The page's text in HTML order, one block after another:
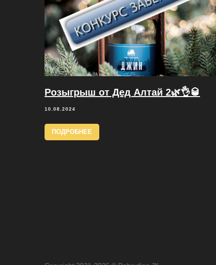
Розыгрыш от Дед Алтай 2🌿👌🥃
10.08.2024
ПОДРОБНЕЕ